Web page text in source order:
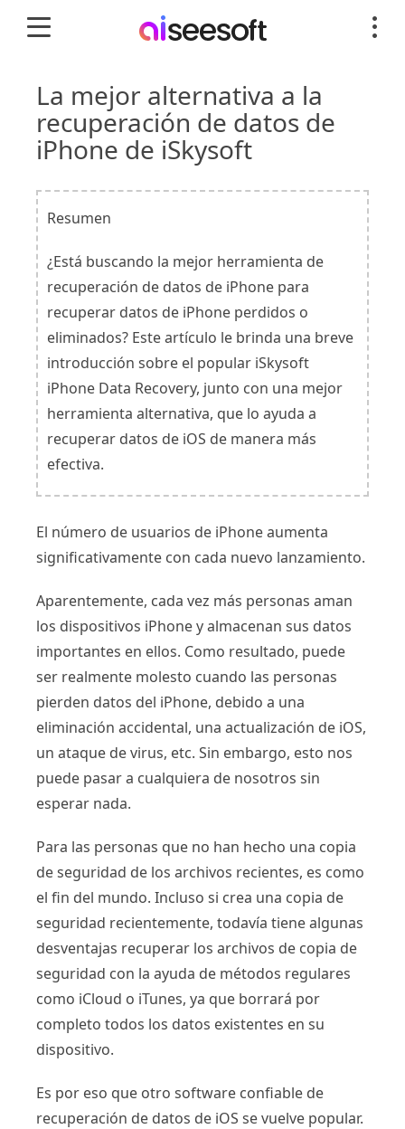
La mejor alternativa a la
recuperación de datos de
iPhone de iSkysoft
Resumen
¿Está buscando la mejor herramienta de
recuperación de datos de iPhone para
recuperar datos de iPhone perdidos o
eliminados? Este artículo le brinda una breve
introducción sobre el popular iSkysoft
iPhone Data Recovery, junto con una mejor
herramienta alternativa, que lo ayuda a
recuperar datos de iOS de manera más
efectiva.
El número de usuarios de iPhone aumenta
significativamente con cada nuevo lanzamiento.
Aparentemente, cada vez más personas aman
los dispositivos iPhone y almacenan sus datos
importantes en ellos. Como resultado, puede
ser realmente molesto cuando las personas
pierden datos del iPhone, debido a una
eliminación accidental, una actualización de iOS,
un ataque de virus, etc. Sin embargo, esto nos
puede pasar a cualquiera de nosotros sin
esperar nada.
Para las personas que no han hecho una copia
de seguridad de los archivos recientes, es como
el fin del mundo. Incluso si crea una copia de
seguridad recientemente, todavía tiene algunas
desventajas recuperar los archivos de copia de
seguridad con la ayuda de métodos regulares
como iCloud o iTunes, ya que borrará por
completo todos los datos existentes en su
dispositivo.
Es por eso que otro software confiable de
recuperación de datos de iOS se vuelve popular.